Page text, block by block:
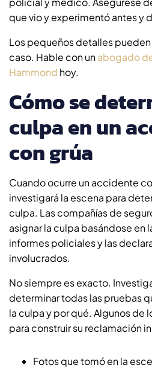
que vio y experimentó antes y
Los pequeños detalles pueden
caso. Hable con unabogado
Hammond hoy.
Cómo se
culpa en un
con grúa
Cuando ocurre un accidente
investigará la escena para
culpa. Las compañías de
asignar la culpa basándose en
informes policiales y las
involucrados.
No siempre es exacto.
determinar todas las pruebas
la culpa y por qué. Algunos de
para construir su reclamación
Fotos que tomó en la